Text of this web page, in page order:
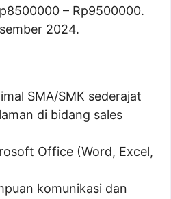
8500000 – Rp9500000.
2024.
SMA/SMK sederajat
di bidang sales
Office (Word, Excel,
komunikasi dan